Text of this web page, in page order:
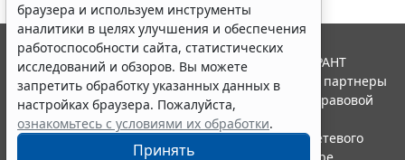
браузера и используем инструменты
аналитики в целях улучшения и обеспечения
работоспособности сайта, статистических
исследований и обзоров. Вы можете
запретить обработку указанных данных в
настройках браузера. Пожалуйста,
ознакомьтесь с условиями их обработки.
Принять
© ООО "НПП "ГАРАНТ-СЕРВИС", 2026. Система ГАРАНТ
выпускается с 1990 года. Компания "Гарант" и ее партнеры
являются участниками Российской ассоциации правовой
информации ГАРАНТ.
Портал ГАРАНТ.РУ зарегистрирован в качестве сетевого